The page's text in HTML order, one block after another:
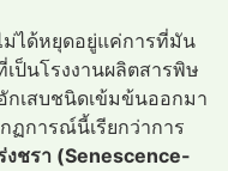
ได้หยุดอยู่แค่การที่มัน
ป็นโรงงานผลิตสารพิษ
กเสบชนิดเข้มข้นออกมา
ฏการณ์นี้เรียกว่าการ
งชรา (Senescence-